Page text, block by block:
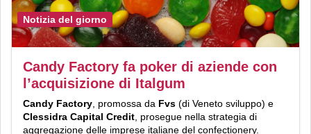
Notizia del giorno
Candy Factory fa poker di aziende con
l’acquisizione di Italgum
Candy Factory , promossa da Fvs (di Veneto sviluppo) e
Clessidra Capital Credit , prosegue nella strategia di
aggregazione delle imprese italiane del confectionery.